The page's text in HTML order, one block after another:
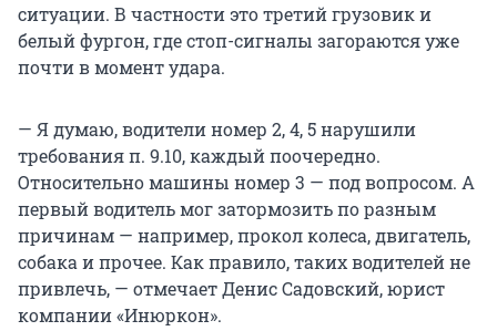
ситуации. В частности это третий грузовик и
белый фургон, где стоп-сигналы загораются уже
почти в момент удара.
— Я думаю, водители номер 2, 4, 5 нарушили
требования п. 9.10, каждый поочередно.
Относительно машины номер 3 — под вопросом. А
первый водитель мог затормозить по разным
причинам — например, прокол колеса, двигатель,
собака и прочее. Как правило, таких водителей не
привлечь, — отмечает Денис Садовский, юрист
компании «Инюркон».